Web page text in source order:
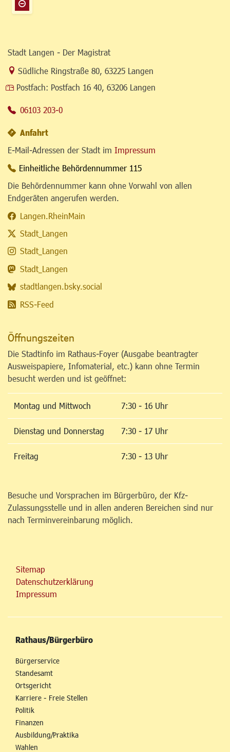
Stadt Langen - Der Magistrat
Link zur Google-Maps Navigation
Südliche Ringstraße 80, 63225 Langen
Postfach: Postfach 16 40, 63206 Langen
06103 203-0
Anfahrt
E-Mail-Adressen der Stadt im Impressum
Einheitliche Behördennummer 115
Die Behördennummer kann ohne Vorwahl von allen
Endgeräten angerufen werden.
Langen.RheinMain
Stadt_Langen
Stadt_Langen
Stadt_Langen
stadtlangen.bsky.social
RSS-Feed
Öffnungszeiten
Die Stadtinfo im Rathaus-Foyer (Ausgabe beantragter
Ausweispapiere, Infomaterial, etc.) kann ohne Termin
besucht werden und ist geöffnet:
Montag und Mittwoch 7:30 - 16 Uhr
Dienstag und Donnerstag 7:30 - 17 Uhr
Freitag 7:30 - 13 Uhr
Besuche und Vorsprachen im Bürgerbüro, der Kfz-
Zulassungsstelle und in allen anderen Bereichen sind nur
nach Terminvereinbarung möglich.
Sitemap
Datenschutzerklärung
Impressum
Rathaus/Bürgerbüro
Bürgerservice
Standesamt
Ortsgericht
Karriere - Freie Stellen
Politik
Finanzen
Ausbildung/Praktika
Wahlen